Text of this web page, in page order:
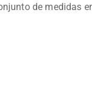
de medidas